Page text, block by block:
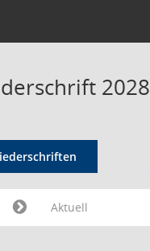
2028
Aktuell